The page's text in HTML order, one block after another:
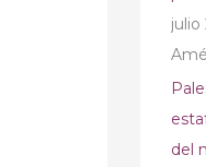
julio
del